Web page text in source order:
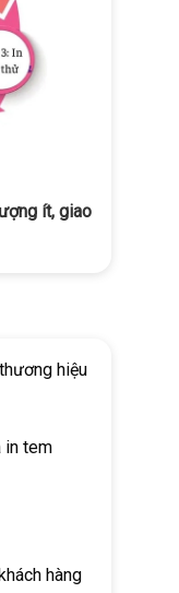
ít, giao
hiệu
in tem
hàng